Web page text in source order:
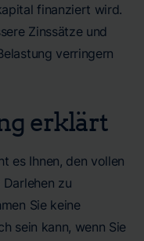
finanziert wird.
Zinssätze und
verringern
erklärt
es Ihnen, den vollen
zu
Sie keine
sein kann, wenn Sie